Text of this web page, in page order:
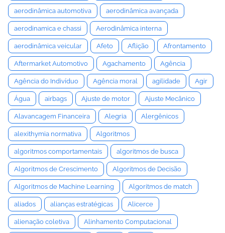
aerodinâmica automotiva aerodinâmica avançada
aerodinamica e chassi Aerodinâmica interna
aerodinâmica veicular Afeto Aflição Afrontamento
Aftermarket Automotivo Agachamento Agência
Agência do Indivíduo Agência moral agilidade Agir
Água airbags Ajuste de motor Ajuste Mecânico
Alavancagem Financeira Alegria Alergênicos
alexithymia normativa Algoritmos
algoritmos comportamentais algoritmos de busca
Algoritmos de Crescimento Algoritmos de Decisão
Algoritmos de Machine Learning Algoritmos de match
aliados alianças estratégicas Alicerce
alienação coletiva Alinhamento Computacional